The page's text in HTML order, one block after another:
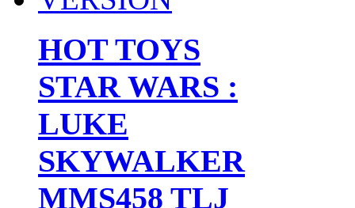
HOT TOYS
STAR WARS :
LUKE
SKYWALKER
MMS458 TLJ